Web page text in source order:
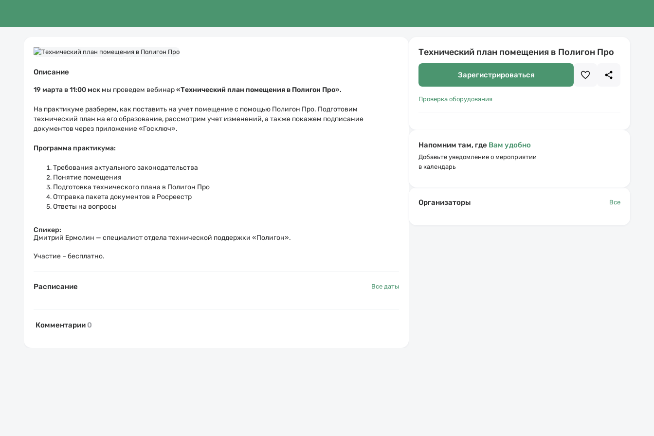
Описание
19 марта в11:00 мск мы проведем вебинар«Технический план помещения в Полигон Про».
На практикуме разберем, как поставить на учет помещение с помощью Полигон Про. Подготовим
технический план на его образование, рассмотрим учет изменений, а также покажем подписание
документов через приложение «Госключ».
Программа практикума:
Требования актуального законодательства
Понятие помещения
Подготовка технического плана в Полигон Про
Отправка пакета документов в Росреестр
Ответы на вопросы
Спикер:
Дмитрий Ермолин — специалистотдела технической поддержки «Полигон».
Участие – бесплатно.
Расписание Все даты
Комментарии 0
Технический план помещения в Полигон Про
Зарегистрироваться
Проверка оборудования
Напомним там, где Вам удобно
Добавьте уведомление о мероприятии
в календарь
Организаторы Все